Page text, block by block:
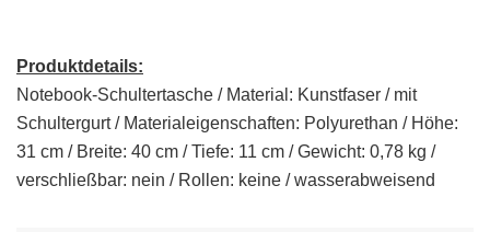
Produktdetails:
Notebook-Schultertasche / Material: Kunstfaser / mit
Schultergurt / Materialeigenschaften: Polyurethan / Höhe:
31 cm / Breite: 40 cm / Tiefe: 11 cm / Gewicht: 0,78 kg /
verschließbar: nein / Rollen: keine / wasserabweisend